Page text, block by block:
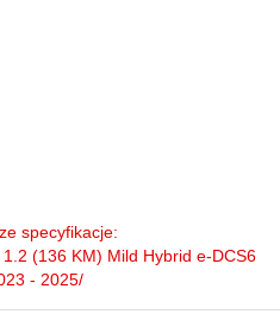
specyfikacje:
(136 KM) Mild Hybrid e-DCS6
- 2025/